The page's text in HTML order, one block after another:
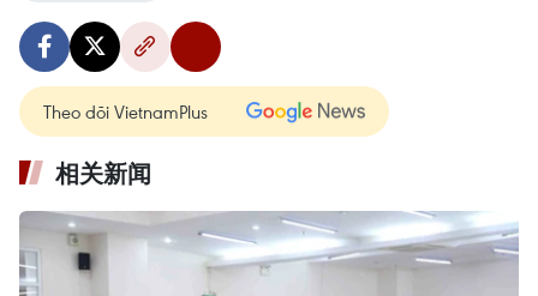
Theo dõi VietnamPlus
相关新闻